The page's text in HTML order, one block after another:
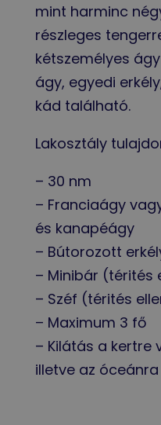
mint harminc
részleges
kétszemélyes
ágy, egyedi
kád található.
Lakosztály
– 30 nm
– Franciaágy
és kanapéágy
– Bútorozott
– Minibár (térités
– Széf (térités
– Maximum 3 fő
– Kilátás a kertre
illetve az óceánra